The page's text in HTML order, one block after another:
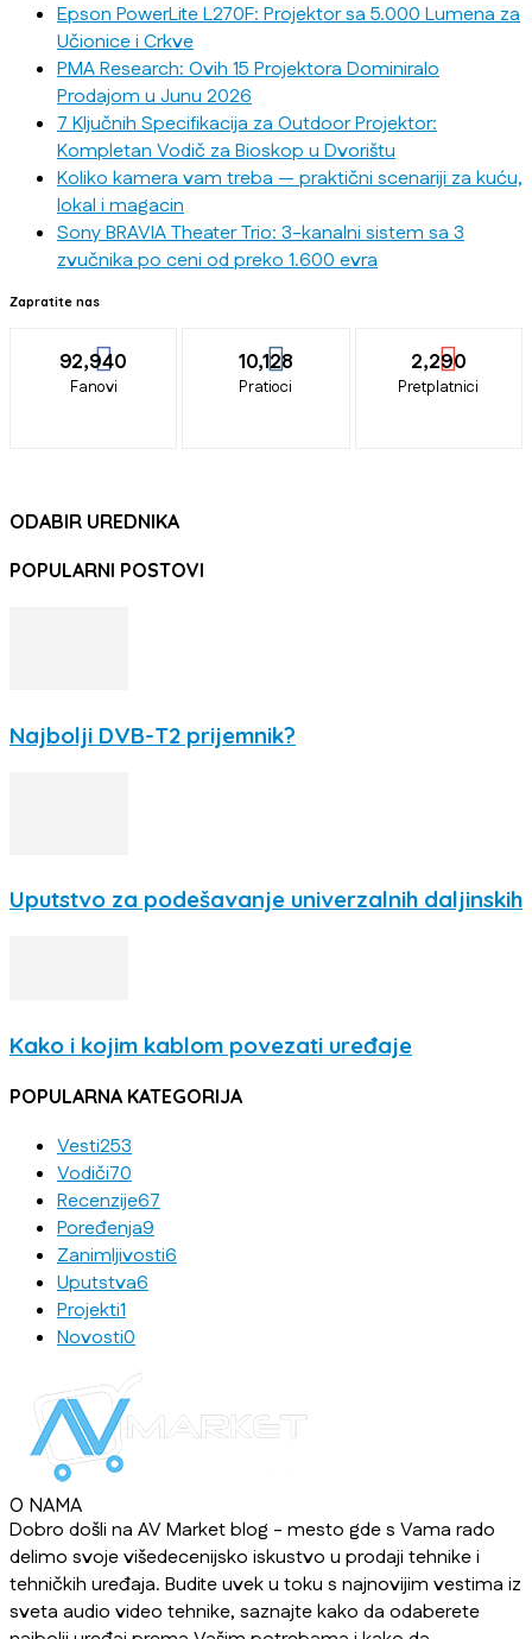
Epson PowerLite L270F: Projektor sa 5.000 Lumena za
Učionice i Crkve
PMA Research: Ovih 15 Projektora Dominiralo
Prodajom u Junu 2026
7 Ključnih Specifikacija za Outdoor Projektor:
Kompletan Vodič za Bioskop u Dvorištu
Koliko kamera vam treba — praktični scenariji za kuću,
lokal i magacin
Sony BRAVIA Theater Trio: 3-kanalni sistem sa 3
zvučnika po ceni od preko 1.600 evra
Zapratite nas
92,940
Fanovi
10,128
Pratioci
2,290
Pretplatnici
ODABIR UREDNIKA
POPULARNI POSTOVI
Najbolji DVB-T2 prijemnik?
Uputstvo za podešavanje univerzalnih daljinskih
Kako i kojim kablom povezati uređaje
POPULARNA KATEGORIJA
Vesti253
Vodiči70
Recenzije67
Poređenja9
Zanimljivosti6
Uputstva6
Projekti1
Novosti0
O NAMA
Dobro došli na AV Market blog - mesto gde s Vama rado
delimo svoje višedecenijsko iskustvo u prodaji tehnike i
tehničkih uređaja. Budite uvek u toku s najnovijim vestima iz
sveta audio video tehnike, saznajte kako da odaberete